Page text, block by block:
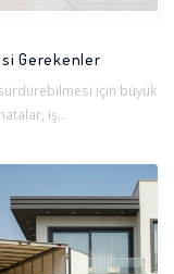
Gerekenler
sürdürebilmesi için büyük
iş...